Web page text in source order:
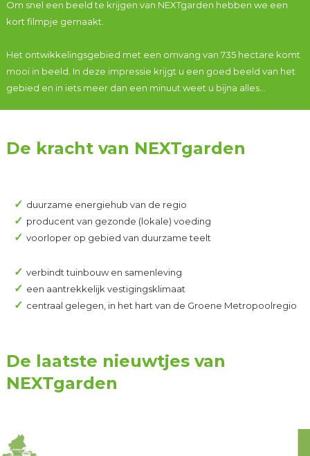
Om snel een beeld te krijgen van NEXTgarden hebben we een
kort filmpje gemaakt.
Het ontwikkelingsgebied met een omvang van 735 hectare komt
mooi in beeld. In deze impressie krijgt u een goed beeld van het
gebied en in iets meer dan een minuut weet u bijna alles…
De kracht van NEXTgarden
duurzame energiehub van de regio
producent van gezonde (lokale) voeding
voorloper op gebied van duurzame teelt
verbindt tuinbouw en samenleving
een aantrekkelijk vestigingsklimaat
centraal gelegen, in het hart van de Groene Metropoolregio
De laatste nieuwtjes van
NEXTgarden